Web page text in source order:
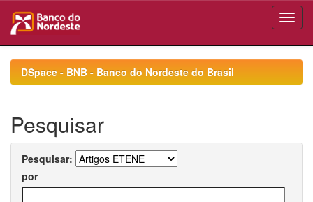
navigationDSpace - BNB - Banco do Nordeste do Brasil
Pesquisar
Pesquisar:
por